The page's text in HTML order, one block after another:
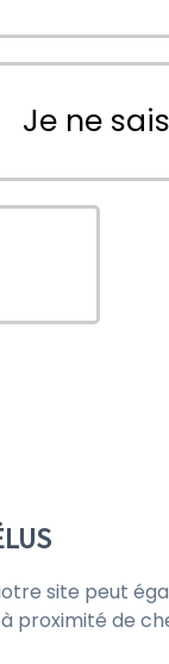
Je ne
site peut
proximité de